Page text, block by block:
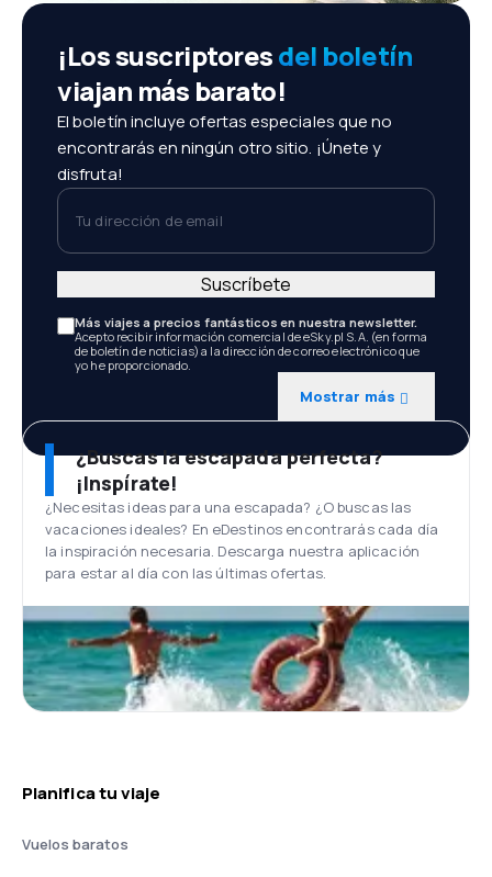
¡Los suscriptoresdel boletín
viajan más barato!
El boletín incluye ofertas especiales que no
encontrarás en ningún otro sitio. ¡Únete y
disfruta!
Tu dirección de email
Más viajes a precios fantásticos en nuestra newsletter.
Acepto recibir información comercial de eSky.pl S.A. (en forma
de boletín de noticias) a la dirección de correo electrónico que
yo he proporcionado.
Mostrar más
Suscríbete
¿Buscas la escapada perfecta?
¡Inspírate!
¿Necesitas ideas para una escapada? ¿O buscas las
vacaciones ideales? En eDestinos encontrarás cada día
la inspiración necesaria. Descarga nuestra aplicación
para estar al día con las últimas ofertas.
Planifica tu viaje
Vuelos baratos